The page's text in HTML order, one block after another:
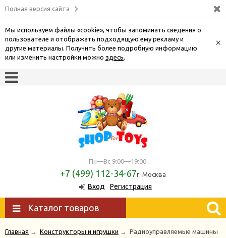
Полная версия сайта
Мы используем файлы «cookie», чтобы запоминать сведения о
пользователе и отображать подходящую ему рекламу и
другие материалы. Получить более подробную информацию
или изменить настройки можно здесь.
×
Пн—Вс 9:00—19:00
+7 (499) 112-34-67г. Москва
Вход
Регистрация
Каталог товаров
Главная → Конструкторы и игрушки → Радиоуправляемые машины